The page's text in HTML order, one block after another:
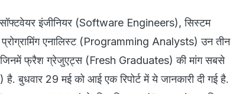
इंजीनियर (Software Engineers), सिस्टम
एनालिस्ट (Programming Analysts) उन तीन
जिनमें फ्रैश ग्रेजुएट्स (Fresh Graduates) की मांग सबसे
29 मई को आई एक रिपोर्ट में ये जानकारी दी गई है.